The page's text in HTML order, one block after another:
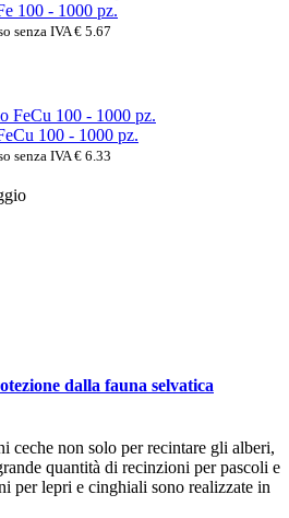
100 - 1000 pz.
senza IVA€ 5.67
100 - 1000 pz.
senza IVA€ 6.33
dalla fauna selvatica
ceche non solo per recintare gli alberi,
quantità di recinzioni per pascoli e
per lepri e cinghiali sono realizzate in